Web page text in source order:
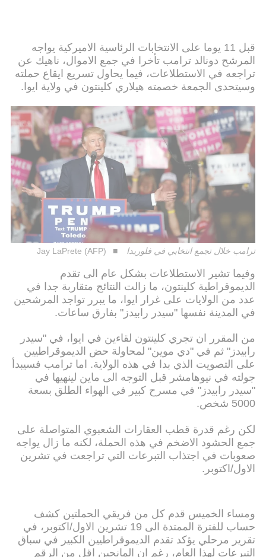
قبل 11 يوما على الانتخابات الرئاسية الاميركية يواجه
المرشح دونالد ترامب تأخرا في جمع الاموال، ناهيك عن
تراجعه في الاستطلاعات، فيما يحاول تسريع ايقاع حملته
وسيتحدى الجمعة خصمته هيلاري كلينتون في ولاية ايوا.
ترامب خلال تجمع انتخابي في فلوريدا Jay LaPrete (AFP)
وفيما تشير الاستطلاعات بشكل عام الى تقدم
الديموقراطية كلينتون، ما زالت النتائج متقاربة جدا في
عدد من الولايات على غرار ايوا، ما يبرر تواجد المرشحين
في المدينة نفسها "سيدر رابيدز" بفارق ساعات.
من المقرر ان تجري كلينتون لقاءين في ايوا، في "سيدر
رابيدز" ثم في "دي موين" لمحاولة حض الديموقراطيين
على التصويت الذي بدا في هذه الولاية. اما ترامب فسيبدأ
جولته في نيوهامشر قبل التوجه الى ماين لينهيها في
"سيدر رابيدز" في مسرح كبير في الهواء الطلق بسعة
5000 شخص.
لكن رغم قدرة قطب العقارات الشعبوي المتواصلة على
جمع الحشود الاضخم في هذه الحملة، لكنه ما زال يواجه
صعوبات في اجتذاب التبرعات التي تراجعت في تشرين
الاول/اكتوبر.
ومساء الخميس قدم كل من فريقي الحملتين كشف
حساب للفترة الممتدة الى 19 تشرين الاول/اكتوبر، في
تقرير مرحلي يؤكد تقدم الديموقراطيين الكبير في سباق
التبرعات لهذا العام، رغم ان المانحين اقل من الرقم